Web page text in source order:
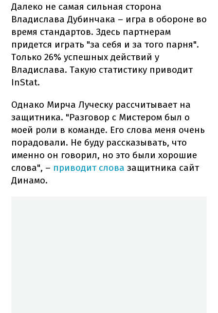
Далеко не самая сильная сторона
Владислава Дубинчака – игра в обороне во
время стандартов. Здесь партнерам
придется играть "за себя и за того парня".
Только 26% успешных действий у
Владислава. Такую статистику приводит
InStat.
Однако Мирча Луческу рассчитывает на
защитника. "Разговор с Мистером был о
моей роли в команде. Его слова меня очень
порадовали. Не буду рассказывать, что
именно он говорил, но это были хорошие
слова", – приводит слова защитника сайт
Динамо.